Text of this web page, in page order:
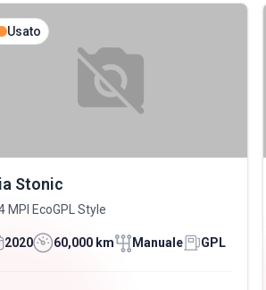
Usato
Stonic
MPI EcoGPL Style
2020 60,000 km Manuale GPL